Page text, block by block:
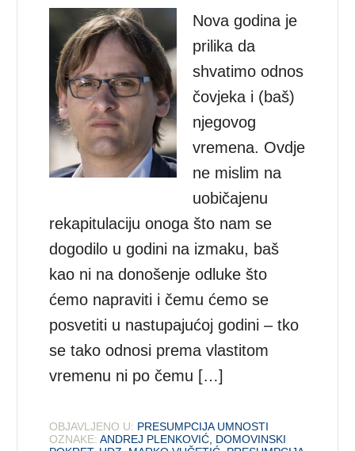
Nova godina je
prilika da
shvatimo odnos
čovjeka i (baš)
njegovog
vremena. Ovdje
ne mislim na
uobičajenu
rekapitulaciju onoga što nam se
dogodilo u godini na izmaku, baš
kao ni na donošenje odluke što
ćemo napraviti i čemu ćemo se
posvetiti u nastupajućoj godini – tko
se tako odnosi prema vlastitom
vremenu ni po čemu […]
OBJAVLJENO U: PRESUMPCIJA UMNOSTI
OZNAKE: ANDREJ PLENKOVIĆ, DOMOVINSKI